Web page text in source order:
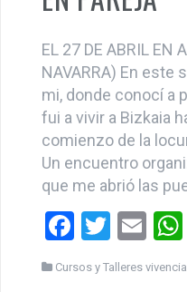
mi, donde conocí a
comienzo de la
Un encuentro
que me abrió las
F
a
ce
b
o
T
wi
tt
er
E
m
ail
Cursos y Talleres